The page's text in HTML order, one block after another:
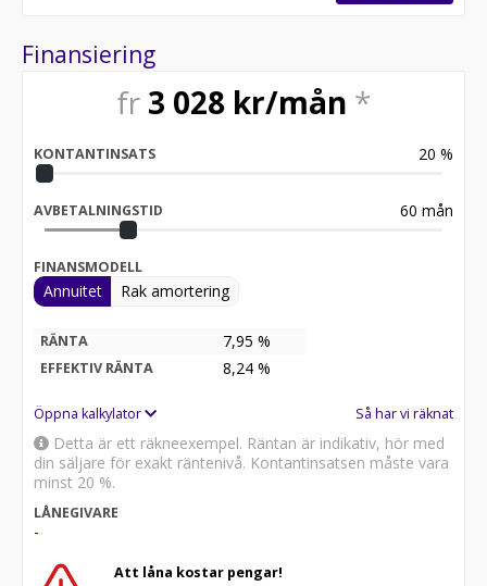
Finansiering
fr 3 028 kr/mån *
KONTANTINSATS 20 %
AVBETALNINGSTID 60 mån
FINANSMODELL
Annuitet Rak amortering
RÄNTA 7,95 %
EFFEKTIV RÄNTA 8,24 %
Öppna kalkylator Så har vi räknat
Detta är ett räkneexempel. Räntan är indikativ, hör med
din säljare för exakt räntenivå. Kontantinsatsen måste vara
minst 20 %.
LÅNEGIVARE
-
Att låna kostar pengar!